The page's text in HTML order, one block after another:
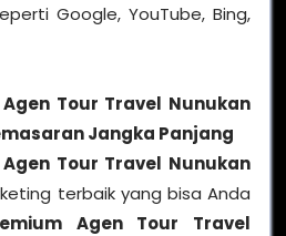
Google, YouTube, Bing,
Agen Tour Travel Nunukan
Jangka Panjang
Agen Tour Travel Nunukan
terbaik yang bisa Anda
Agen Tour Travel